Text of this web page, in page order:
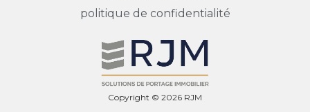
politique de confidentialité
Copyright © 2026 RJM